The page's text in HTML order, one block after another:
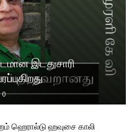
இடதுசாரி
0
ஹெரால்டு ஹவுசை காலி